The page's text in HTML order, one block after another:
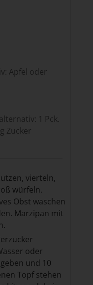
Apfel oder
alternativ: 1 Pck.
Zucker
vierteln,
würfeln.
Obst waschen
Marzipan mit
oder
und 10
Topf stehen